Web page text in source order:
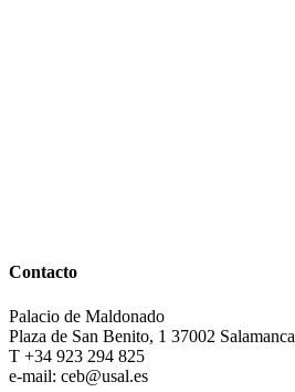
Contacto
Palacio de Maldonado
Plaza de San Benito, 1 37002 Salamanca
T +34 923 294 825
e-mail: ceb@usal.es